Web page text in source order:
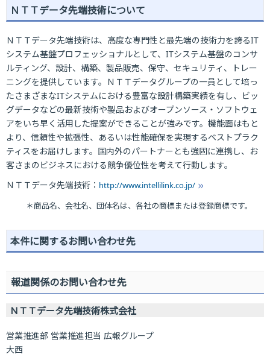
ＮＴＴデータ先端技術について
ＮＴＴデータ先端技術は、高度な専門性と最先端の技術力を誇るIT
システム基盤プロフェッショナルとして、ITシステム基盤のコンサ
ルティング、設計、構築、製品販売、保守、セキュリティ、トレー
ニングを提供しています。ＮＴＴデータグループの一員として培っ
たさまざまなITシステムにおける豊富な設計構築実績を有し、ビッ
グデータなどの最新技術や製品およびオープンソース・ソフトウェ
アをいち早く活用した提案ができることが強みです。機能面はもと
より、信頼性や拡張性、あるいは性能確保を実現するベストプラク
ティスをお届けします。国内外のパートナーとも強固に連携し、お
客さまのビジネスにおける競争優位性を考えて行動します。
ＮＴＴデータ先端技術： http://www.intellilink.co.jp/
＊商品名、会社名、団体名は、各社の商標または登録商標です。
本件に関するお問い合わせ先
報道関係のお問い合わせ先
ＮＴＴデータ先端技術株式会社
営業推進部 営業推進担当 広報グループ
大西